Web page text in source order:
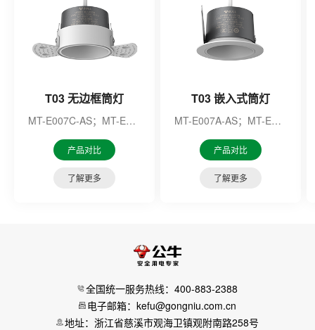
T03 无边框筒灯
MT-E007C-AS；MT-E007F-AS；MT-E007M-AS；MT-E007N-AS；MT-E010E-AS；MT-E010F-AS；MT-E010G-AS；MT-E010H-AS；
产品对比
了解更多
T03 嵌入式筒灯
MT-E007A-AS；MT-E007B-AS
产品对比
了解更多
全国统一服务热线：400-883-2388
电子邮箱：kefu@gongniu.com.cn
地址：浙江省慈溪市观海卫镇观附南路258号